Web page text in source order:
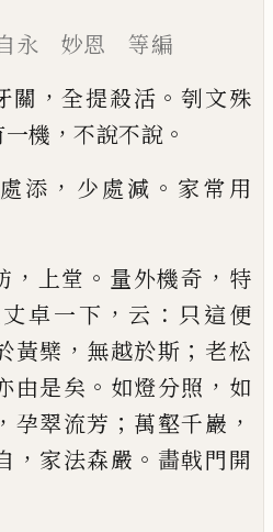
永 妙恩 等編
關 ，全提殺活 。刳文殊
一機 ， 不說不說 。
添 ， 少處減 。 家常用
， 上堂 。 量外機奇 ， 特
卓一下 ， 云 ： 只這便
黃檗 ， 無越於斯 ； 老松
由是矣 。 如燈分照 ， 如
， 孕翠流芳 ； 萬壑千巖 ，
， 家法森嚴 。 畵戟門開